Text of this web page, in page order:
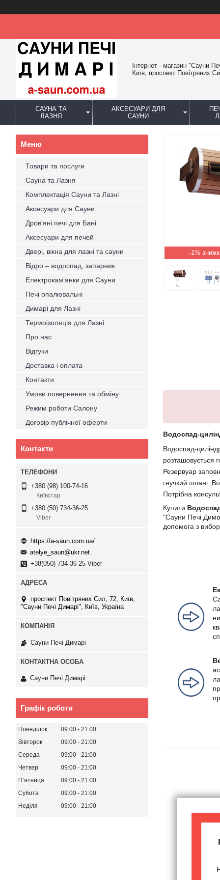
Інтернет - магазин "Сауни
Київ, проспект Повітряних
САУНА ТА
ЛАЗНЯ
АКСЕСУАРИ ДЛЯ
САУНИ
–1%
Водоспад-
Водоспад-
розташовується
Резервуар
гнучкий шланг.
Потрібна
Купити
"Сауни Печі
допомога з
Товари та послуги
Сауна та Лазня
Комплектація Сауни та Лазні
Аксесуари для Сауни
Дров'яні печі для Бані
Аксесуари для печей
Двері, вікна для лазні та сауни
Відро – водоспад, запарник
Електрокам'янки для Сауни
Печі опалювальні
Димарі для Лазні
Термоізоляція для Лазні
Про нас
Відгуки
Доставка і оплата
Контакти
Умови повернення та обміну
Режим роботи Салону
Договір публічної оферти
Контакти
+380 (98) 100-74-16
Київстар
+380 (50) 734-36-25
Viber
https://a-saun.com.ua/
atelye_saun@ukr.net
+38(050) 734 36 25 Viber
проспект Повітряних Сил, 72, Київ,
"Сауни Печі Димарі", Київ, Україна
Сауни Печі Димарі
Сауни Печі Димарі
Графік роботи
Понеділок 09:00
21:00
Вівторок
09:00
21:00
Середа
09:00
21:00
Четвер
09:00
21:00
Пʼятниця
09:00
21:00
Субота
09:00
21:00
Неділя
09:00 21:00